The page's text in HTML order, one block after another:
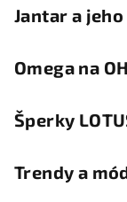
Jantar a
Omega na
Šperky
Trendy a